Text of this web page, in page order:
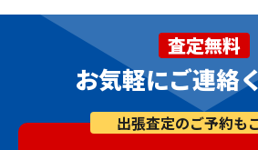
査定無料
お気軽にご連絡
出張査定のご予約も